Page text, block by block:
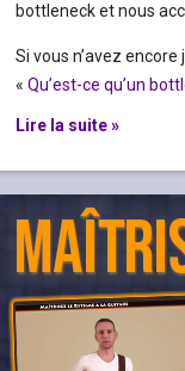
bottleneck et nous
Si vous n’avez
« Qu’est-ce qu’un
Lire la suite »